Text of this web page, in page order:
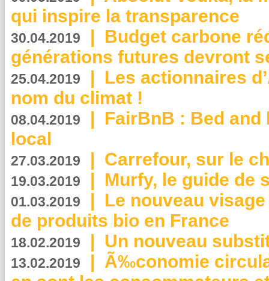
qui inspire la transparence
30.04.2019 | Budget carbone
générations futures devront
25.04.2019 | Les actionnaires
nom du climat !
08.04.2019 | FairBnB : Bed
local
27.03.2019 | Carrefour, sur le
19.03.2019 | Murfy, le guide de
01.03.2019 | Le nouveau
de produits bio en France
18.02.2019 | Un nouveau
13.02.2019 | Ã‰conomie